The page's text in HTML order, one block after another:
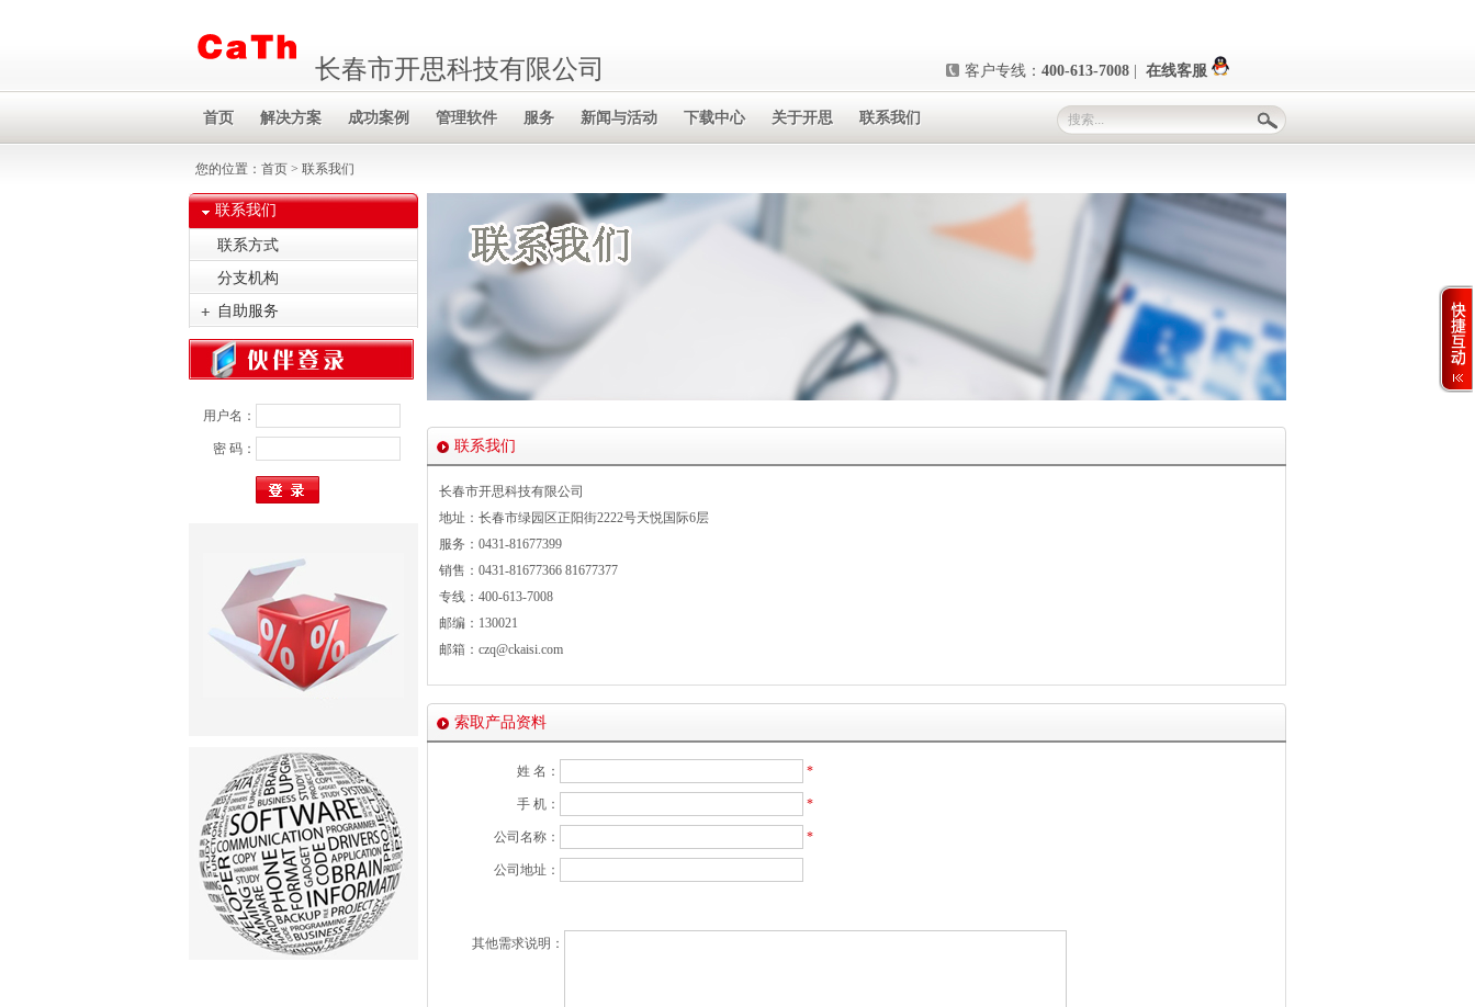
长春市开思科技有限公司 客户专线： 400-613-7008 在线客服
首页 解决方案 成功案例 管理软件 服务 新闻与活动 下载中心 关于开思 联系我们
您的位置： 首页 > 联系我们
联系我们
联系方式
分支机构
自助服务
用户名：
密 码： 联系我们
长春市开思科技有限公司
地址：长春市绿园区正阳街2222号天悦国际6层
服务：0431-81677399
销售：0431-81677366 81677377
专线：400-613-7008
邮编：130021
邮箱：czq@ckaisi.com
索取产品资料
姓 名： *
手 机： *
公司名称： *
公司地址：
其他需求说明：